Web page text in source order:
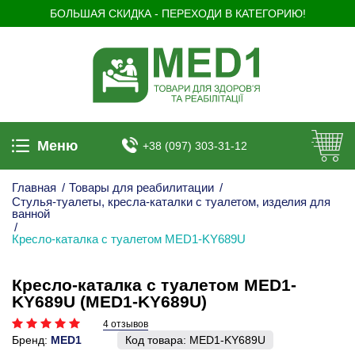
БОЛЬШАЯ СКИДКА - ПЕРЕХОДИ В КАТЕГОРИЮ!
Меню +38 (097) 303-31-12
Главная / Товары для реабилитации /
Стулья-туалеты, кресла-каталки с туалетом, изделия для
ванной
/
Кресло-каталка с туалетом MED1-KY689U
Кресло-каталка с туалетом MED1-
KY689U (MED1-KY689U)
4 отзывов
Бренд: MED1 Код товара: MED1-KY689U